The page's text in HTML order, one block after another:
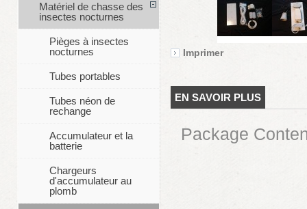
Imprimer
EN SAVOIR PLUS
Package
Matériel de chasse des
insectes nocturnes
Pièges à insectes
nocturnes
Tubes portables
Tubes néon de
rechange
Accumulateur et la
batterie
Chargeurs
d'accumulateur au
plomb